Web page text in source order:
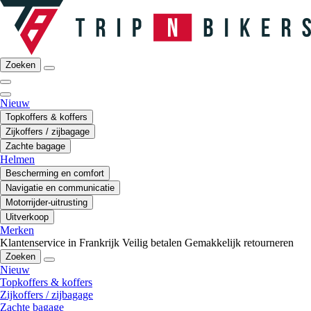
Zoeken
Nieuw
Topkoffers & koffers
Zijkoffers / zijbagage
Zachte bagage
Helmen
Bescherming en comfort
Navigatie en communicatie
Motorrijder-uitrusting
Uitverkoop
Merken
Klantenservice in Frankrijk Veilig betalen Gemakkelijk retourneren
Zoeken
Nieuw
Topkoffers & koffers
Zijkoffers / zijbagage
Zachte bagage